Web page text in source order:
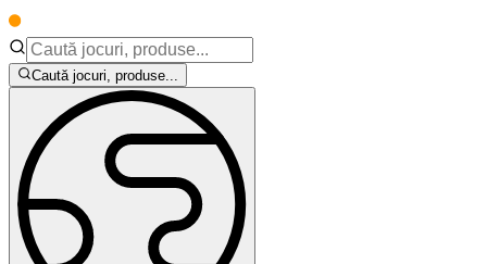
Caută jocuri, produse...